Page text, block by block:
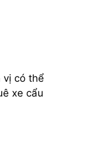
vị có thể
xe cẩu